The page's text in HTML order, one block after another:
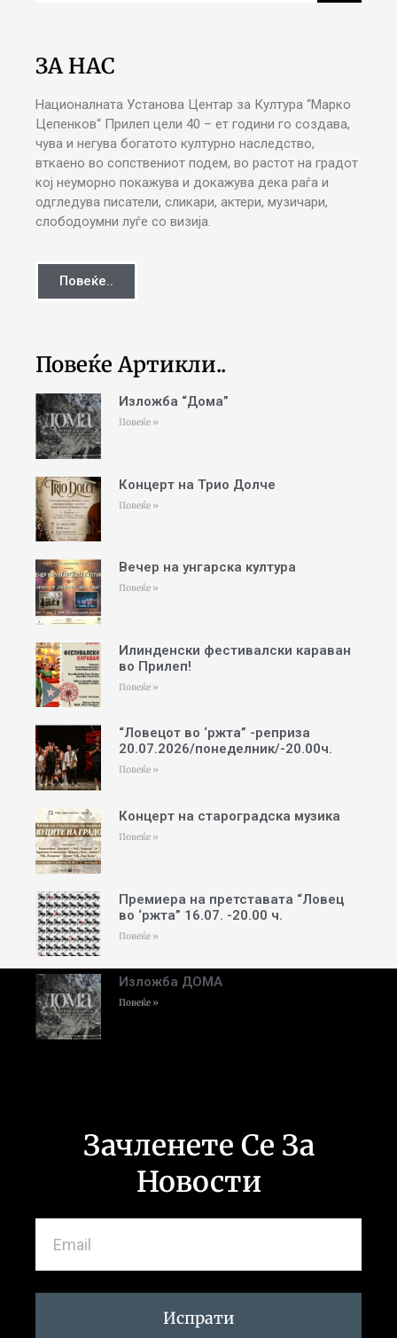
ЗА НАС
Националната Установа Центар за Култура “Марко
Цепенков“ Прилеп цели 40 – ет години го создава,
чува и негува богатото културно наследство,
вткаено во сопствениот подем, во растот на градот
кој неуморно покажува и докажува дека раѓа и
одгледува писатели, сликари, актери, музичари,
слободоумни луѓе со визија.
Повеќе..
Повеќе Артикли..
Изложба “Дома”
Повеќе »
Концерт на Трио Долче
Повеќе »
Вечер на унгарска култура
Повеќе »
Илинденски фестивалски караван
во Прилеп!
Повеќе »
“Ловецот во ‘ржта” -реприза
20.07.2026/понеделник/-20.00ч.
Повеќе »
Концерт на староградска музика
Повеќе »
Премиера на претставата “Ловец
во ‘ржта” 16.07. -20.00 ч.
Повеќе »
Изложба ДОМА
Повеќе »
Зачленете Се За
Новости
Испрати